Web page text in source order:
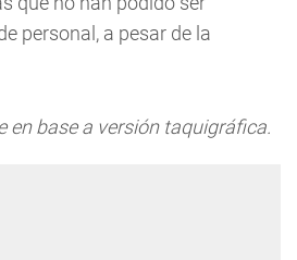
personal, a pesar de la
en base a versión taquigráfica.